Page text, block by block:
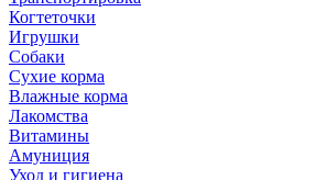
Когтеточки
Игрушки
Собаки
Сухие корма
Влажные корма
Лакомства
Витамины
Амуниция
Уход и гигиена